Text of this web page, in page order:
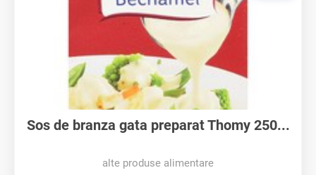
Sos de branza gata preparat Thomy 250...
alte produse alimentare